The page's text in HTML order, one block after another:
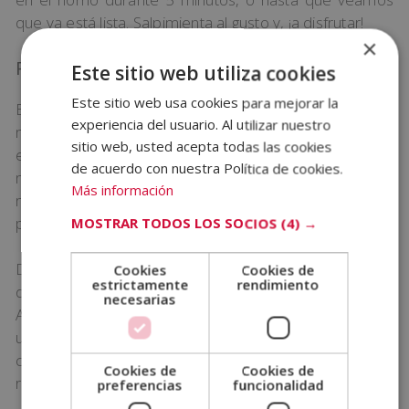
que ya está lista. Salpimienta al gusto y, ¡a disfrutar!
Pizza con queso de cabra, foie gras y miel
Esta pizza sin duda os enamorará el paladar. Su
mezcla de sabores y de texturas es toda una
experiencia gastronómica. Los ingredientes que
necesitarás serán: queso de cabra, foie gras,
mozzarella, miel, rúcula, salsa de tomate y un poco de
pimienta y orégano.
Después de sacar la pizza horneada previamente
durante dos minutos, cúbrela de salsa de tomate.
Añade los rulos de queso de cabra y repártelos
uniformemente por toda la superficie de la pizza. A
continuación, agrégale el foie gras y la mozzarella
rallada.
×
Este sitio web utiliza cookies
Este sitio web usa cookies para mejorar la
experiencia del usuario. Al utilizar nuestro
sitio web, usted acepta todas las cookies
de acuerdo con nuestra Política de cookies.
Más información
MOSTRAR TODOS LOS SOCIOS (4) →
Cookies
estrictamente
necesarias
Cookies de
rendimiento
Cookies de
preferencias
Cookies de
funcionalidad